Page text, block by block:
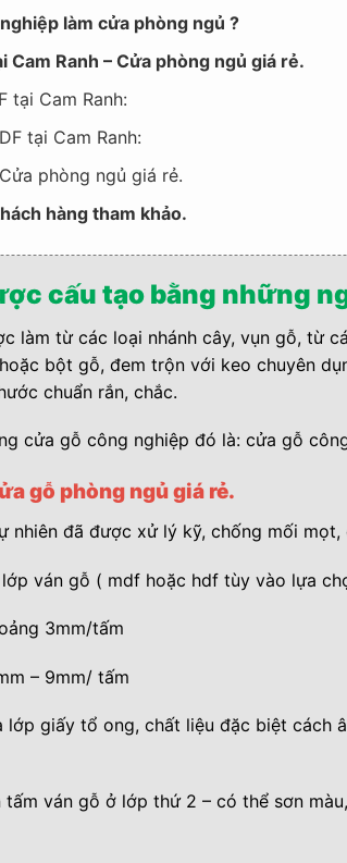
làm cửa phòng ngủ ?
Cam Ranh – Cửa phòng ngủ giá rẻ.
tại Cam Ranh:
tại Cam Ranh:
phòng ngủ giá rẻ.
hàng tham khảo.
cấu tạo bằng những
làm từ các loại nhánh cây, vụn gỗ, từ
bột gỗ, đem trộn với keo chuyên
chuẩn rắn, chắc.
cửa gỗ công nghiệp đó là: cửa gỗ
gỗ phòng ngủ giá rẻ.
nhiên đã được xử lý kỹ, chống mối mọt,
ván gỗ ( mdf hoặc hdf tùy vào lựa
3mm/tấm
– 9mm/ tấm
giấy tổ ong, chất liệu đặc biệt cách
ván gỗ ở lớp thứ 2 – có thể sơn